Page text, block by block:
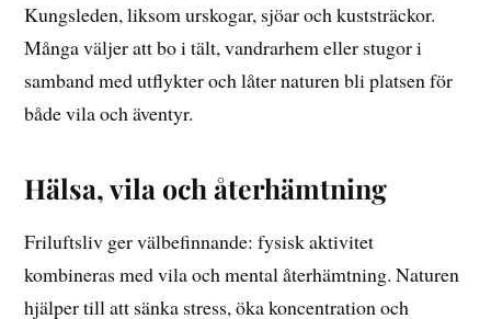
Kungsleden, liksom urskogar, sjöar och kuststräckor.
Många väljer att bo i tält, vandrarhem eller stugor i
samband med utflykter och låter naturen bli platsen för
både vila och äventyr.
Hälsa, vila och återhämtning
Friluftsliv ger välbefinnande: fysisk aktivitet
kombineras med vila och mental återhämtning. Naturen
hjälper till att sänka stress, öka koncentration och